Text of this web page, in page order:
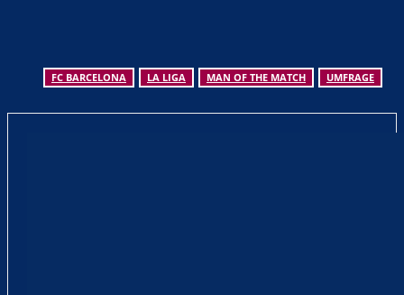
FC BARCELONA LA LIGA MAN OF THE MATCH UMFRAGE